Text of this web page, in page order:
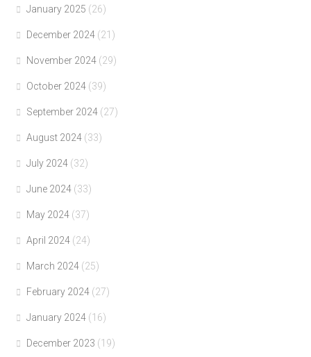
January 2025 (26)
December 2024 (21)
November 2024 (29)
October 2024 (39)
September 2024 (27)
August 2024 (33)
July 2024 (32)
June 2024 (33)
May 2024 (37)
April 2024 (24)
March 2024 (25)
February 2024 (27)
January 2024 (16)
December 2023 (19)